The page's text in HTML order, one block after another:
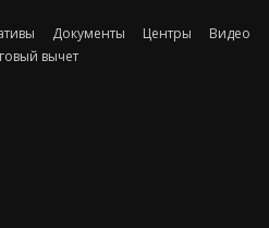
Документы Центры
Видео
вычет